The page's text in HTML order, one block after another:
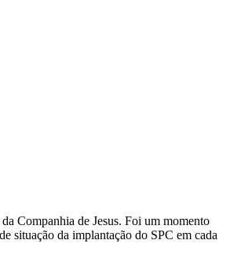
Companhia de Jesus. Foi um momento
situação da implantação do SPC em cada